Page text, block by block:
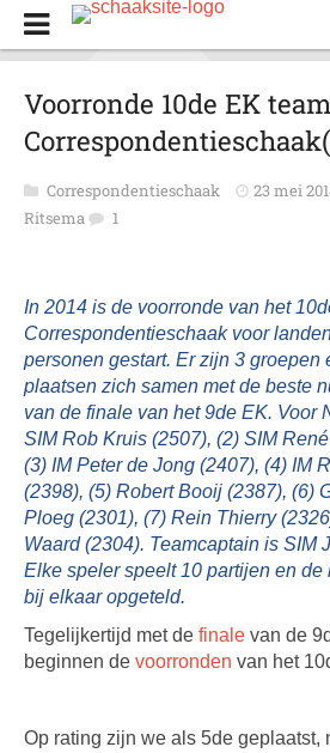
Voorronde 10de EK
Correspondentieschaak 23 mei
Ritsema
1
In 2014 is de voorronde van het
Correspondentieschaak voor
personen gestart. Er zijn 3 groepen
plaatsen zich samen met de beste
van de finale van het 9de EK. Voor
SIM Rob Kruis (2507), (2) SIM
(3) IM Peter de Jong (2407), (4) IM
(2398), (5) Robert Booij (2387), (6)
Ploeg (2301), (7) Rein Thierry
Waard (2304). Teamcaptain is SIM
Elke speler speelt 10 partijen en de
bij elkaar opgeteld.
Tegelijkertijd met de finale van de
beginnen de voorronden van het
Op rating zijn we als 5de geplaatst,